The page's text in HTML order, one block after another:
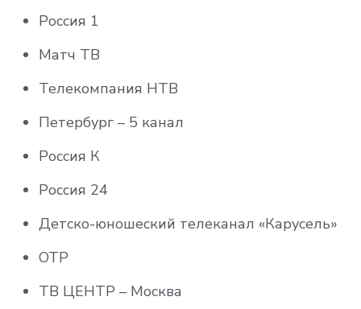
Восток ТВ
Майдан
ТНТ Music
BRIDGE ROCK (Bridge TV Фрэш)
Bridge TV
BRIDGE TV Русский Хит (RUSONG TV)
Bridge TV Шлягер
Bridge TV Classic
Bridge TV Delux
ducktv
Теледом HD
ТНТ Music
Music Box Russia HD
Ru.TV HD
Вместе-РФ
Мир 24
РБК ТВ HD
RT Arabic HD
Россия 1
Матч ТВ
Телекомпания НТВ
Петербург – 5 канал
Россия К
Россия 24
Детско-юношеский телеканал «Карусель»
ОТР
ТВ ЦЕНТР – Москва